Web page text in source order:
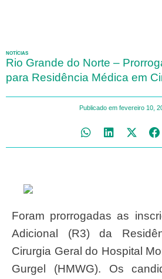
NOTÍCIAS
Rio Grande do Norte –
para Residência Médica em
Publicado em fevereiro 10,
Foram prorrogadas as inscrições para o Ano
Adicional (R3) da
Cirurgia Geral do Hospital
Gurgel (HMWG). Os